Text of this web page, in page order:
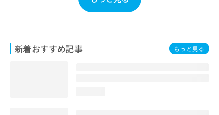
新着おすすめ記事 もっと見る